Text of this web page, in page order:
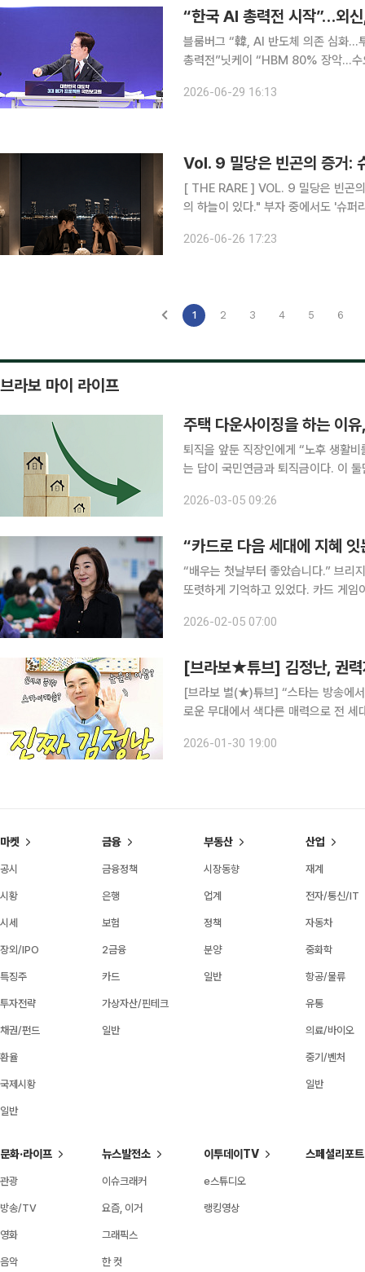
“한국 AI 총력전 시작”…외
블룸버그 “韓, AI 반도체 의존 심화…
총력전”닛케이 “HBM 80% 장악…수요가 투자 견인” 삼성전자와
내놓자 주요 외신들도 한국의 ‘AI 총력
2026-06-29 16:13
Vol. 9 밀당은 빈곤의 증거:
[ THE RARE ] VOL. 9 밀당은 빈곤의 증거:슈퍼리치들이 연애하는 법 "천외천(天外天). 하늘 밖
의 하늘이 있다." 부자 중
2026-06-26 17:23
1 2 3 4 5 6
브라보 마이 라이프
주택 다운사이징을 하는 이
퇴직을 앞둔 직장인에게 “노후 생활
는 답이 국민연금과 퇴직금이다. 이
다. 국민연금 가입 기간이 20년 넘는
2026-03-05 09:26
“카드로 다음 세대에 지혜
“배우는 첫날부터 좋았습니다.” 브리
또렷하게 기억하고 있었다. 카드 게
리’로 대중에게 알려진 인물이기도
2026-02-05 07:00
[브라보★튜브] 김정난, 권력
[브라보 별(★)튜브] “스타는 방송에
로운 무대에서 색다른 매력으로 전 세
실질적인 팁을 함께 제안합니다. ‘브
2026-01-30 19:00
마켓
공시
시황
시세
장외/IPO
특징주
투자전략
채권/펀드
환율
국제시황
일반
금융
금융정책
은행
보험
2금융
카드
가상자산/핀테크
일반
부동산
시장동향
업계
정책
분양
일반
산업
재계
전자/통신/IT
자동차
중화학
항공/물류
유통
의료/바이오
중기/벤처
일반
문화·라이프
관광
방송/TV
영화
음악
뉴스발전소
이슈크래커
요즘, 이거
그래픽스
한 컷
이투데이TV
e스튜디오
랭킹영상
스페셜리포트